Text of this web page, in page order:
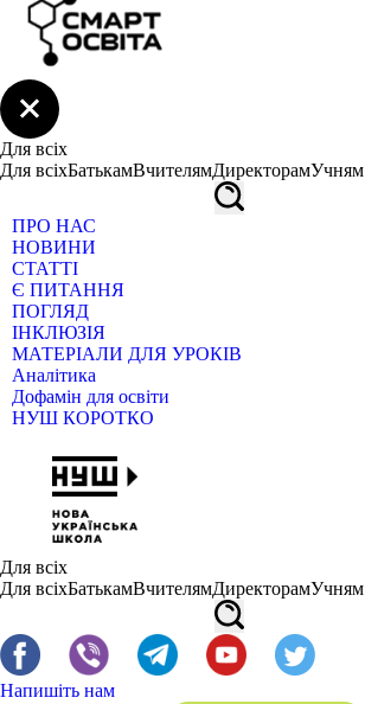
Для всіх
Для всіхБатькамВчителямДиректорамУчням
ПРО НАС
НОВИНИ
СТАТТІ
Є ПИТАННЯ
ПОГЛЯД
ІНКЛЮЗІЯ
МАТЕРІАЛИ ДЛЯ УРОКІВ
Аналітика
Дофамін для освіти
НУШ КОРОТКО
Для всіх
Для всіхБатькамВчителямДиректорамУчням
Напишіть нам